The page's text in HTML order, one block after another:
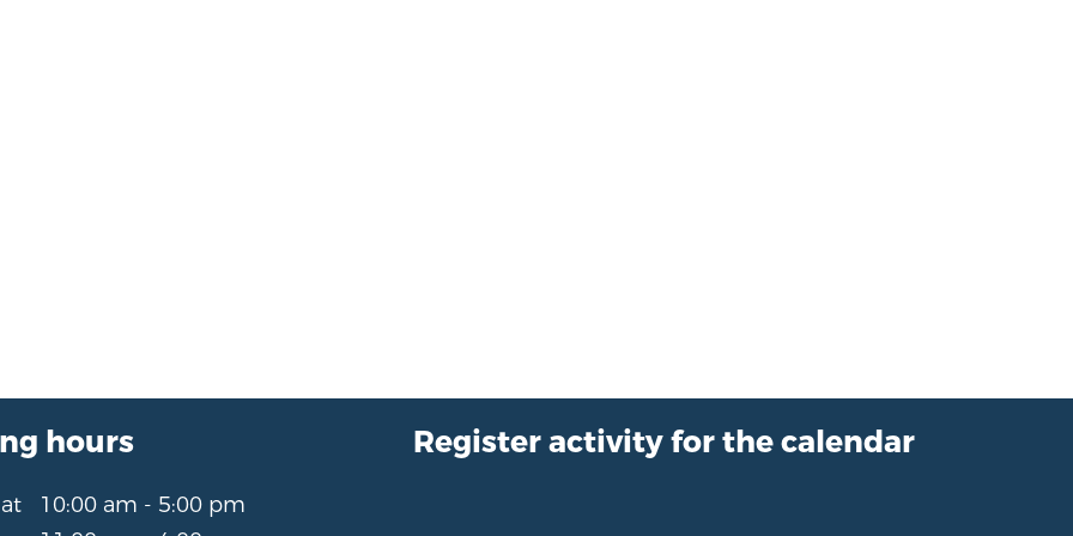
hours
10:00 am - 5:00 pm
Register activity for the calendar